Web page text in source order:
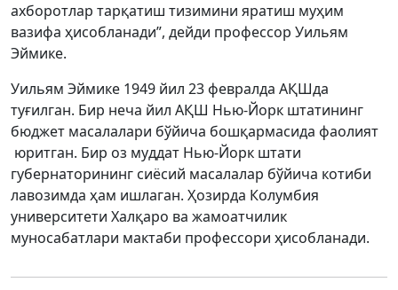
ахборотлар тарқатиш тизимини яратиш муҳим
вазифа ҳисобланади”, дейди профессор Уильям
Эймике.
Уильям Эймике 1949 йил 23 февралда АҚШда
туғилган. Бир неча йил АҚШ Нью-Йорк штатининг
бюджет масалалари бўйича бошқармасида фаолият
юритган. Бир оз муддат Нью-Йорк штати
губернаторининг сиёсий масалалар бўйича котиби
лавозимда ҳам ишлаган. Ҳозирда Колумбия
университети Халқаро ва жамоатчилик
муносабатлари мактаби профессори ҳисобланади.